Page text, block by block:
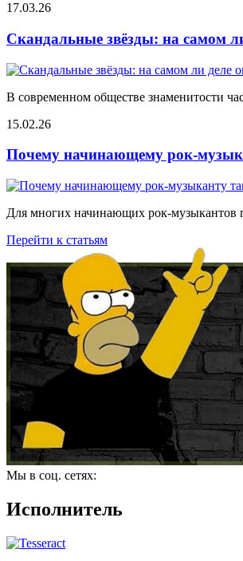
17.03.26
Скандальные звёзды: на самом
В современном обществе знаменитости
15.02.26
Почему начинающему рок-
Для многих начинающих рок-музыкантов
Перейти к статьям
Мы в соц. сетях:
Исполнитель